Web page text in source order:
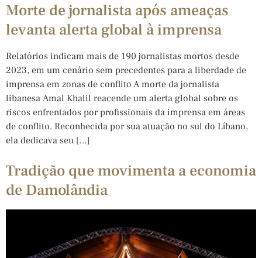
Morte de jornalista após ameaças
levanta alerta global à imprensa
Relatórios indicam mais de 190 jornalistas mortos desde
2023, em um cenário sem precedentes para a liberdade de
imprensa em zonas de conflito A morte da jornalista
libanesa Amal Khalil reacende um alerta global sobre os
riscos enfrentados por profissionais da imprensa em áreas
de conflito. Reconhecida por sua atuação no sul do Líbano,
ela dedicava seu […]
Tradição que movimenta a economia
de Damolândia